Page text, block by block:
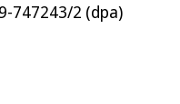
747243/2 (dpa)